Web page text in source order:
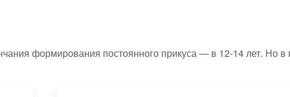
формирования постоянного прикуса — в 12-14 лет. Но в